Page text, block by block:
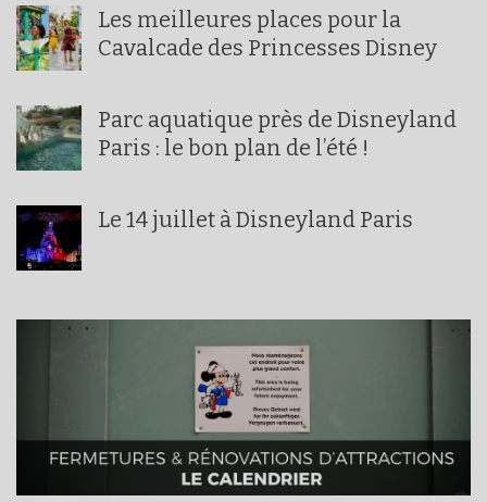
Les meilleures places pour la
Cavalcade des Princesses Disney
Parc aquatique près de Disneyland
Paris : le bon plan de l’été !
Le 14 juillet à Disneyland Paris